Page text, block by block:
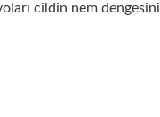
cildin nem dengesini